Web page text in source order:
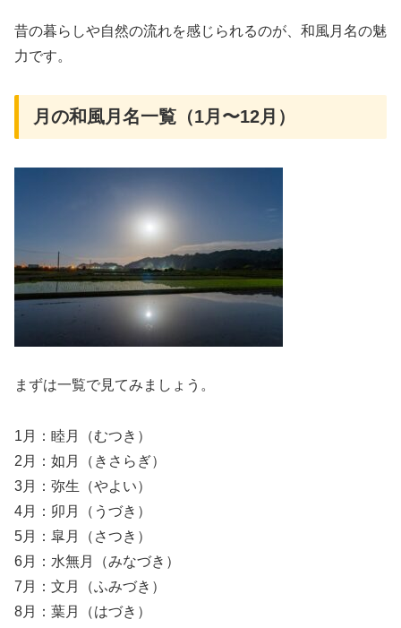
昔の暮らしや自然の流れを感じられるのが、和風月名の魅
力です。
月の和風月名一覧（1月〜12月）
まずは一覧で見てみましょう。
1月：睦月（むつき）
2月：如月（きさらぎ）
3月：弥生（やよい）
4月：卯月（うづき）
5月：皐月（さつき）
6月：水無月（みなづき）
7月：文月（ふみづき）
8月：葉月（はづき）